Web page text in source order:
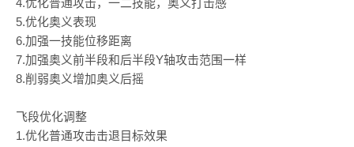
4.优化普通攻击，一二技能，奥义打击感
5.优化奥义表现
6.加强一技能位移距离
7.加强奥义前半段和后半段Y轴攻击范围一样
8.削弱奥义增加奥义后摇
飞段优化调整
1.优化普通攻击击退目标效果